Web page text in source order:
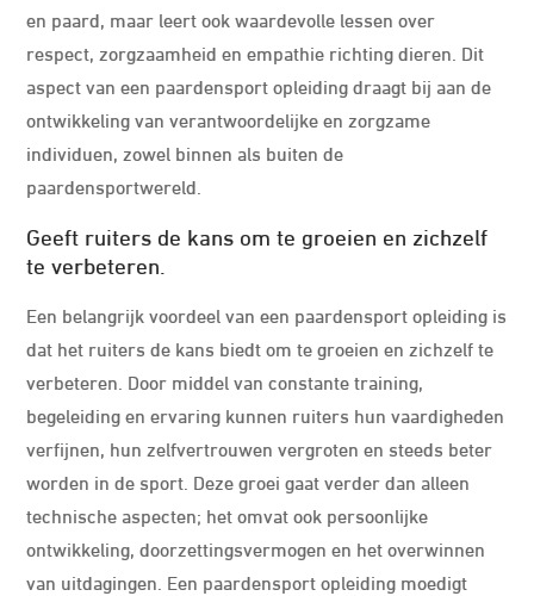
en paard, maar leert ook waardevolle lessen over
respect, zorgzaamheid en empathie richting dieren. Dit
aspect van een paardensport opleiding draagt bij aan de
ontwikkeling van verantwoordelijke en zorgzame
individuen, zowel binnen als buiten de
paardensportwereld.
Geeft ruiters de kans om te groeien en zichzelf
te verbeteren.
Een belangrijk voordeel van een paardensport opleiding is
dat het ruiters de kans biedt om te groeien en zichzelf te
verbeteren. Door middel van constante training,
begeleiding en ervaring kunnen ruiters hun vaardigheden
verfijnen, hun zelfvertrouwen vergroten en steeds beter
worden in de sport. Deze groei gaat verder dan alleen
technische aspecten; het omvat ook persoonlijke
ontwikkeling, doorzettingsvermogen en het overwinnen
van uitdagingen. Een paardensport opleiding moedigt